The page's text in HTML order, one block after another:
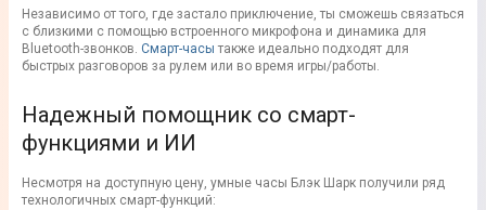
Независимо от того, где застало приключение, ты сможешь связаться
с близкими с помощью встроенного микрофона и динамика для
Bluetooth-звонков. Смарт-часы также идеально подходят для
быстрых разговоров за рулем или во время игры/работы.
Надежный помощник со смарт-
функциями и ИИ
Несмотря на доступную цену, умные часы Блэк Шарк получили ряд
технологичных смарт-функций: